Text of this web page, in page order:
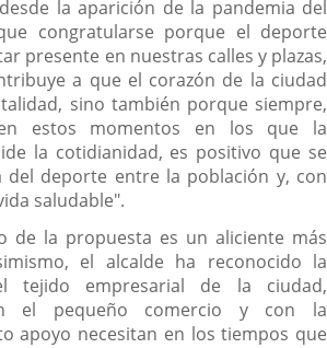
la aparición de la pandemia del
congratularse porque el deporte
presente en nuestras calles y plazas,
a que el corazón de la ciudad
sino también porque siempre,
estos momentos en los que la
la cotidianidad, es positivo que se
del deporte entre la población y, con
saludable".
de la propuesta es un aliciente más
el alcalde ha reconocido la
tejido empresarial de la ciudad,
el pequeño comercio y con la
apoyo necesitan en los tiempos que